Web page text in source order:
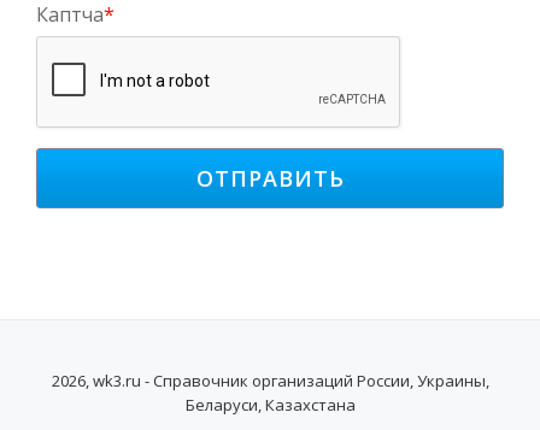
Каптча*
2026, wk3.ru - Справочник организаций России, Украины,
Беларуси, Казахстана